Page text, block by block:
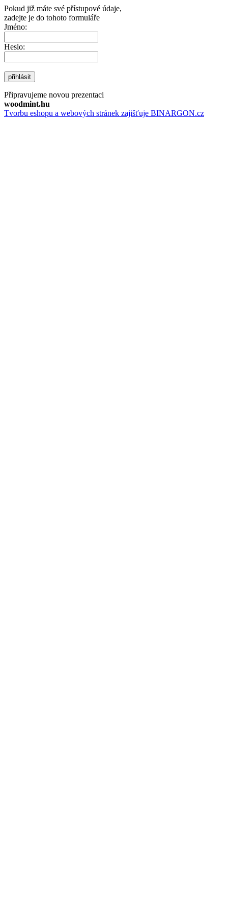
Pokud již máte své přístupové údaje,
zadejte je do tohoto formuláře
Jméno:
Heslo:
přihlásit
Připravujeme novou prezentaci
woodmint.hu
Tvorbu eshopu a webových stránek zajišťuje BINARGON.cz